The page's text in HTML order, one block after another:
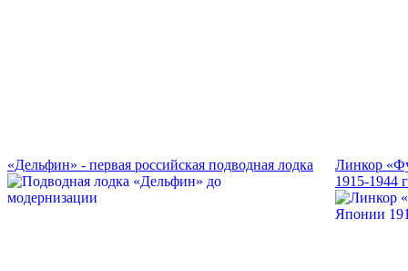
«Дельфин» - первая российская подводная лодка
Линкор
1915-1944